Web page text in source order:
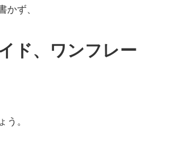
かず、
ド、ワンフレー
う。